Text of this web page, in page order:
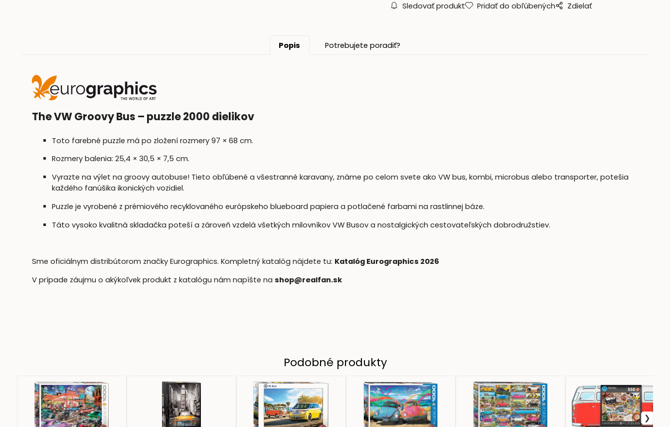
Sledovať produkt Pridať do obľúbených Zdielať
Popis Potrebujete poradiť?
The VW Groovy Bus – puzzle 2000 dielikov
Toto farebné puzzle má po zložení rozmery 97 × 68 cm.
Rozmery balenia: 25,4 × 30,5 × 7,5 cm.
Vyrazte na výlet na groovy autobuse! Tieto obľúbené a všestranné karavany, známe po celom svete ako VW bus, kombi, microbus alebo transporter, potešia
každého fanúšika ikonických vozidiel.
Puzzle je vyrobené z prémiového recyklovaného európskeho blueboard papiera a potlačené farbami na rastlinnej báze.
Táto vysoko kvalitná skladačka poteší a zároveň vzdelá všetkých milovníkov VW Busov a nostalgických cestovateľských dobrodružstiev.
Sme oficiálnym distribútorom značky Eurographics. Kompletný katalóg nájdete tu: Katalóg Eurographics 2026
V prípade záujmu o akýkoľvek produkt z katalógu nám napíšte na shop@realfan.sk
Podobné produkty